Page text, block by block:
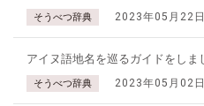
そうべつ辞典 2023年05月22日
アイヌ語地名を巡るガイドをしま
そうべつ辞典 2023年05月02日